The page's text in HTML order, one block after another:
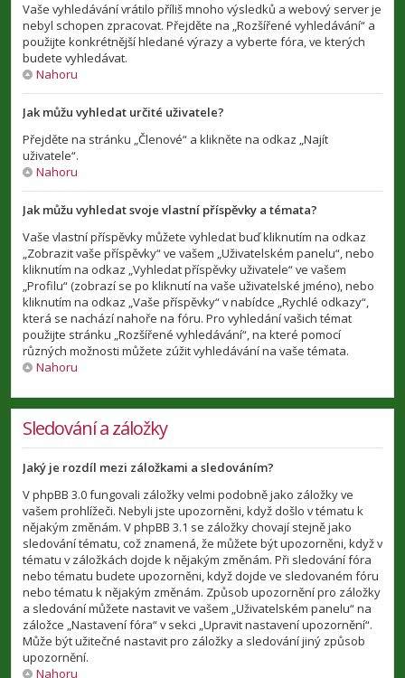
Vaše vyhledávání vrátilo příliš mnoho výsledků a webový server je
nebyl schopen zpracovat. Přejděte na „Rozšířené vyhledávání“ a
použijte konkrétnější hledané výrazy a vyberte fóra, ve kterých
budete vyhledávat.
Nahoru
Jak můžu vyhledat určité uživatele?
Přejděte na stránku „Členové“ a klikněte na odkaz „Najít
uživatele“.
Nahoru
Jak můžu vyhledat svoje vlastní příspěvky a témata?
Vaše vlastní příspěvky můžete vyhledat buď kliknutím na odkaz
„Zobrazit vaše příspěvky“ ve vašem „Uživatelském panelu“, nebo
kliknutím na odkaz „Vyhledat příspěvky uživatele“ ve vašem
„Profilu“ (zobrazí se po kliknutí na vaše uživatelské jméno), nebo
kliknutím na odkaz „Vaše příspěvky“ v nabídce „Rychlé odkazy“,
která se nachází nahoře na fóru. Pro vyhledání vašich témat
použijte stránku „Rozšířené vyhledávání“, na které pomocí
různých možnosti můžete zúžit vyhledávání na vaše témata.
Nahoru
Sledování a záložky
Jaký je rozdíl mezi záložkami a sledováním?
V phpBB 3.0 fungovali záložky velmi podobně jako záložky ve
vašem prohlížeči. Nebyli jste upozorněni, když došlo v tématu k
nějakým změnám. V phpBB 3.1 se záložky chovají stejně jako
sledování tématu, což znamená, že můžete být upozorněni, když v
tématu v záložkách dojde k nějakým změnám. Při sledování fóra
nebo tématu budete upozorněni, když dojde ve sledovaném fóru
nebo tématu k nějakým změnám. Způsob upozornění pro záložky
a sledování můžete nastavit ve vašem „Uživatelském panelu“ na
záložce „Nastavení fóra“ v sekci „Upravit nastavení upozornění“.
Může být užitečné nastavit pro záložky a sledování jiný způsob
upozornění.
Nahoru